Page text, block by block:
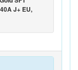
J+ EU,